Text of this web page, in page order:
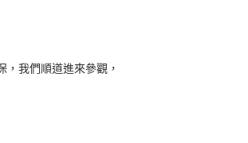
我們順道進來參觀，